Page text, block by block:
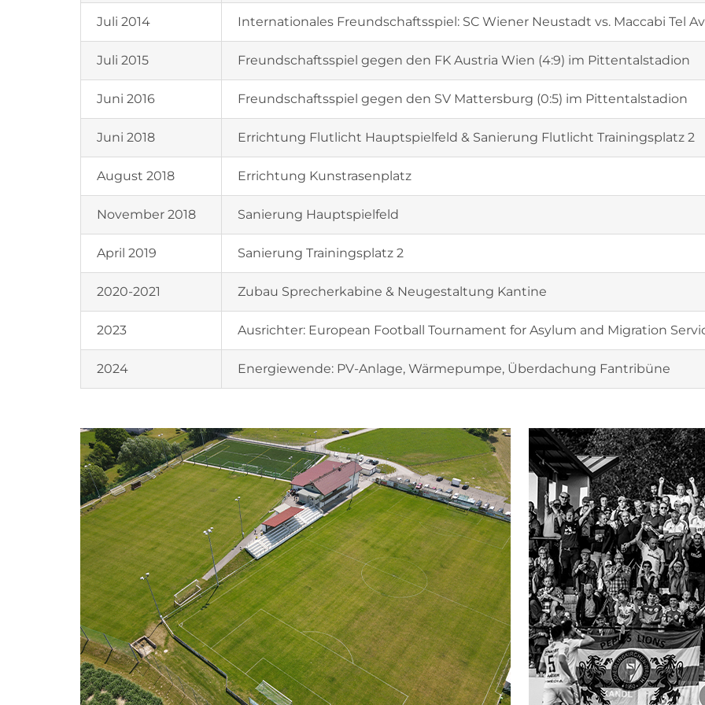
Juli 2014 Internationales Freundschaftsspiel: SC Wiener Neustadt vs. Maccabi Tel
Juli 2015 Freundschaftsspiel gegen den FK Austria Wien (4:9) im Pittentalstadion
Juni 2016 Freundschaftsspiel gegen den SV Mattersburg (0:5) im Pittentalstadion
Juni 2018 Errichtung Flutlicht Hauptspielfeld & Sanierung Flutlicht Trainingsplatz 2
August 2018 Errichtung Kunstrasenplatz
November 2018 Sanierung Hauptspielfeld
April 2019 Sanierung Trainingsplatz 2
2020-2021 Zubau Sprecherkabine & Neugestaltung Kantine
2023 Ausrichter: European Football Tournament for Asylum and Migration
2024 Energiewende: PV-Anlage, Wärmepumpe, Überdachung Fantribüne